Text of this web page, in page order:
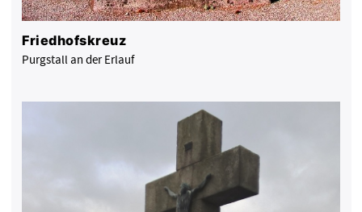
Friedhofskreuz
Purgstall an der Erlauf